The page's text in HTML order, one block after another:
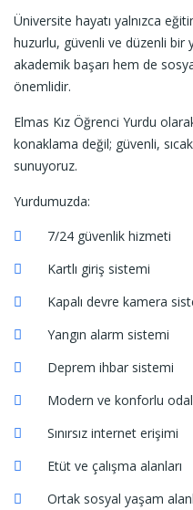
Üniversite hayatı yalnızca
huzurlu, güvenli ve düzenli bir
akademik başarı hem de
önemlidir.
Elmas Kız Öğrenci Yurdu
konaklama değil; güvenli,
sunuyoruz.
Yurdumuzda:
7/24 güvenlik hizmeti
Kartlı giriş sistemi
Kapalı devre kamera
Yangın alarm sistemi
Deprem ihbar sistemi
Modern ve konforlu
Sınırsız internet erişimi
Etüt ve çalışma alanları
Ortak sosyal yaşam